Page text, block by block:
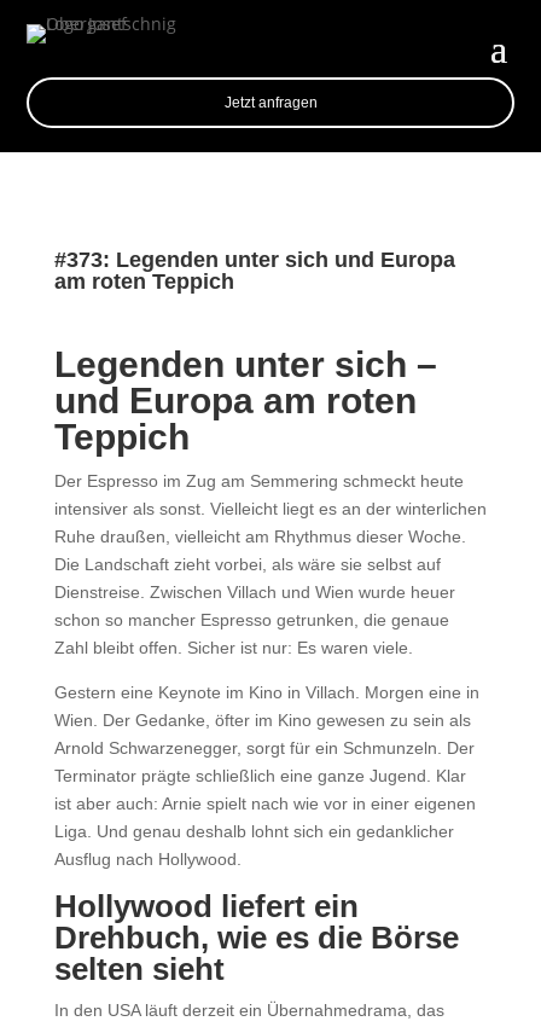
Jetzt anfragen
#373: Legenden unter sich und Europa
am roten Teppich
Legenden unter sich –
und Europa am roten
Teppich
Der Espresso im Zug am Semmering schmeckt heute
intensiver als sonst. Vielleicht liegt es an der winterlichen
Ruhe draußen, vielleicht am Rhythmus dieser Woche.
Die Landschaft zieht vorbei, als wäre sie selbst auf
Dienstreise. Zwischen Villach und Wien wurde heuer
schon so mancher Espresso getrunken, die genaue
Zahl bleibt offen. Sicher ist nur: Es waren viele.
Gestern eine Keynote im Kino in Villach. Morgen eine in
Wien. Der Gedanke, öfter im Kino gewesen zu sein als
Arnold Schwarzenegger, sorgt für ein Schmunzeln. Der
Terminator prägte schließlich eine ganze Jugend. Klar
ist aber auch: Arnie spielt nach wie vor in einer eigenen
Liga. Und genau deshalb lohnt sich ein gedanklicher
Ausflug nach Hollywood.
Hollywood liefert ein
Drehbuch, wie es die Börse
selten sieht
In den USA läuft derzeit ein Übernahmedrama, das